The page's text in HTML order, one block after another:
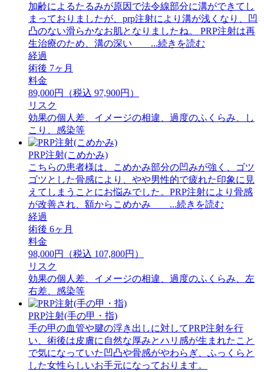
加齢によるたるみが原因で法令線部分に溝ができてし
まっておりましたが、prp注射により溝が浅くなり、凹
凸のない滑らかなお肌となりましたね。 ⁡PRP注射は再
生治療のため、溝の深い ...続きを読む
経過
術後 7ヶ月
料金
89,000円（税込 97,900円）
リスク
効果の個人差、イメージの相違、過度のふくらみ、し
こり、感染等
PRP注射(こめかみ)
こちらの患者様は、こめかみ部分の凹みが強く、ゴツ
ゴツとした骨感により、やや男性的で疲れた印象に見
えてしまうことにお悩みでした。PRP注射により骨感
が改善され、額からこめかみ ...続きを読む
経過
術後 6ヶ月
料金
98,000円（税込 107,800円）
リスク
効果の個人差、イメージの相違、過度のふくらみ、左
右差、感染等
PRP注射(手の甲・指)
手の甲の血管や腱の浮き出しに対してPRP注射を行
い、術後は皮膚に自然な厚みとハリ感が生まれたこと
で気になっていた凹凸や骨感がやわらぎ、ふっくらと
した女性らしいお手元になっております。